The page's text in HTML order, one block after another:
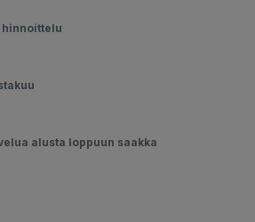
hinnoittelu
alusta loppuun saakka